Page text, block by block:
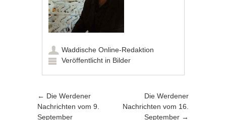
Waddische Online-Redaktion
Veröffentlicht in Bilder
Artikel-Navigation
← Die Werdener
Nachrichten vom 9.
September
Die Werdener
Nachrichten vom 16.
September →